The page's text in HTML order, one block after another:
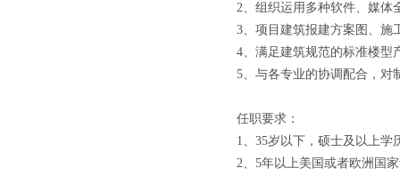
2、组织运用多种软件、媒体
3、项目建筑报建方案图、施
4、满足建筑规范的标准楼型
5、与各专业的协调配合，对
任职要求：
1、35岁以下，硕士及以上
2、5年以上美国或者欧洲国